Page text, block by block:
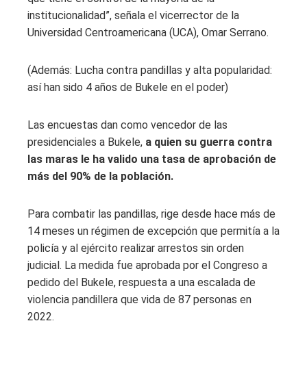
institucionalidad”, señala el vicerrector de la
Universidad Centroamericana (UCA), Omar Serrano.
(Además: Lucha contra pandillas y alta popularidad:
así han sido 4 años de Bukele en el poder)
Las encuestas dan como vencedor de las
presidenciales a Bukele, a quien su guerra contra
las maras le ha valido una tasa de aprobación de
más del 90% de la población.
Para combatir las pandillas, rige desde hace más de
14 meses un régimen de excepción que permitía a la
policía y al ejército realizar arrestos sin orden
judicial. La medida fue aprobada por el Congreso a
pedido del Bukele, respuesta a una escalada de
violencia pandillera que vida de 87 personas en
2022.